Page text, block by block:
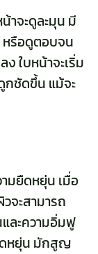
าจะดูละมุน มี
หรือดูตอบจน
ใบหน้าจะเริ่ม
กชัดขึ้น แม้จะ
มยืดหยุ่น เมื่อ
จะสามารถ
ละความอิ่มฟู
ดหยุ่น มักสูญ